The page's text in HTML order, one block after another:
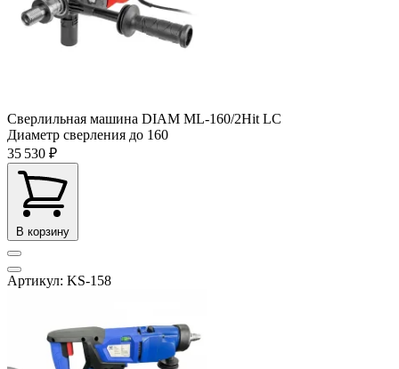
Сверлильная машина DIAM ML-160/2Hit LC
Диаметр сверления до 160
35 530 ₽
В корзину
Артикул: KS-158